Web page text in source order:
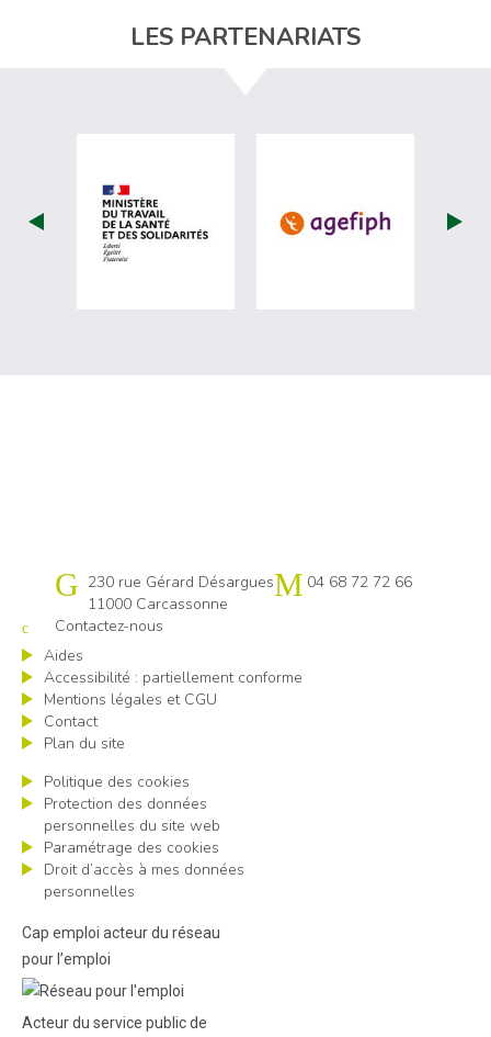
LES PARTENARIATS
visiter les site de Ministère du travail
visiter les
Cap emploi 11
230 rue Gérard Désargues
11000 Carcassonne
04 68 72 72 66
Contactez-nous
Aides
Accessibilité : partiellement conforme
Mentions légales et CGU
Contact
Plan du site
Politique des cookies
Protection des données
personnelles du site web
Paramétrage des cookies
Droit d’accès à mes données
personnelles
Cap emploi acteur du réseau
pour l’emploi
Acteur du service public de